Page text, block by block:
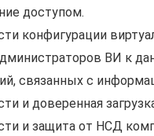
доступом.
конфигурации
ВИ к
связанных с
и доверенная
и защита от НСД